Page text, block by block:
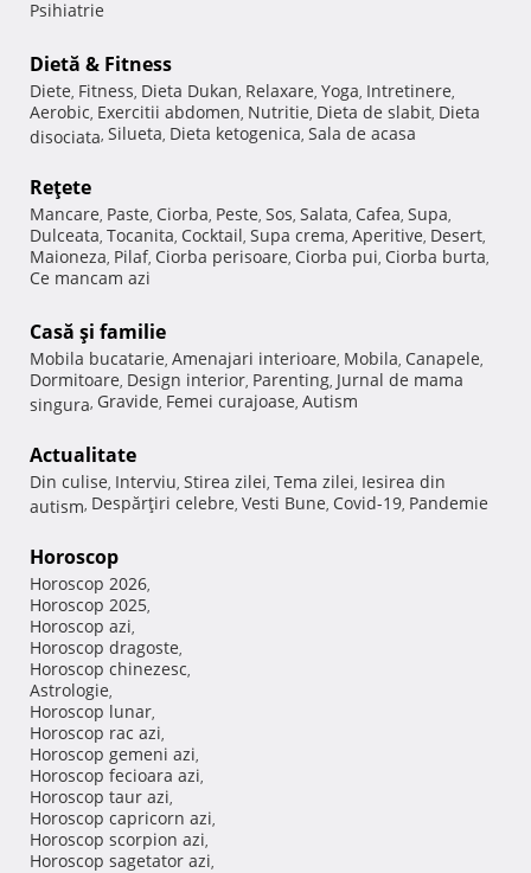
Psihiatrie
Dietă & Fitness
Diete, Fitness, Dieta Dukan, Relaxare, Yoga, Intretinere,
Aerobic, Exercitii abdomen, Nutritie, Dieta de slabit, Dieta
disociata, Silueta, Dieta ketogenica, Sala de acasa
Reţete
Mancare, Paste, Ciorba, Peste, Sos, Salata, Cafea, Supa,
Dulceata, Tocanita, Cocktail, Supa crema, Aperitive, Desert,
Maioneza, Pilaf, Ciorba perisoare, Ciorba pui, Ciorba burta,
Ce mancam azi
Casă şi familie
Mobila bucatarie, Amenajari interioare, Mobila, Canapele,
Dormitoare, Design interior, Parenting, Jurnal de mama
singura, Gravide, Femei curajoase, Autism
Actualitate
Din culise, Interviu, Stirea zilei, Tema zilei, Iesirea din
autism, Despărţiri celebre, Vesti Bune, Covid-19, Pandemie
Horoscop
Horoscop 2026,
Horoscop 2025,
Horoscop azi,
Horoscop dragoste,
Horoscop chinezesc,
Astrologie,
Horoscop lunar,
Horoscop rac azi,
Horoscop gemeni azi,
Horoscop fecioara azi,
Horoscop taur azi,
Horoscop capricorn azi,
Horoscop scorpion azi,
Horoscop sagetator azi,